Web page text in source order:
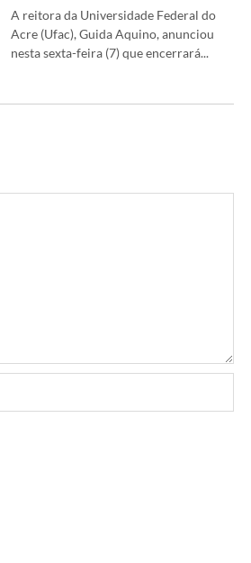
A reitora da Universidade Federal do
Acre (Ufac), Guida Aquino, anunciou
nesta sexta-feira (7) que encerrará...